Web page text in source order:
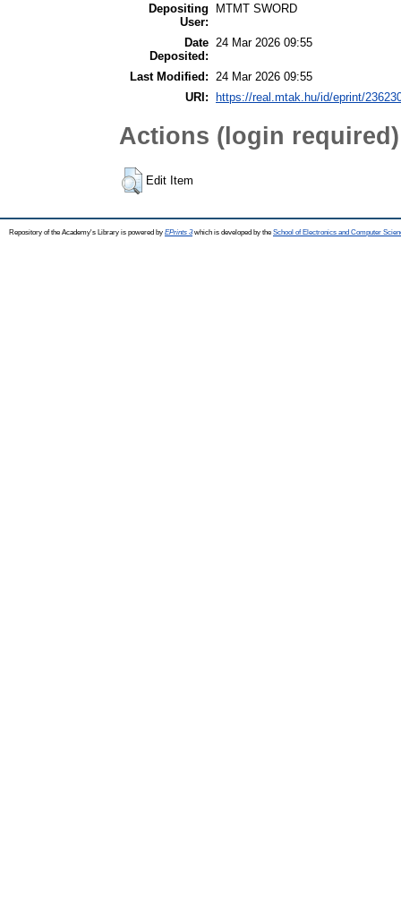
Depositing
User:
MTMT SWORD
Date
Deposited:
24 Mar 2026 09:55
Last Modified:
24 Mar 2026 09:55
URI:
https://real.mtak.hu/id/eprint/
Actions (login required)
Edit Item
Repository of the Academy's Library is powered by EPrints 3which is developed by the School of Electronics and Computer